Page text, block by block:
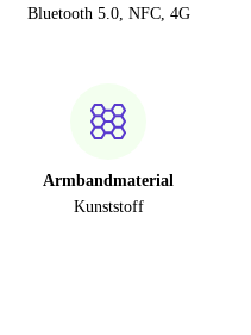
Bluetooth 5.0, NFC, 4G
Armbandmaterial
Kunststoff